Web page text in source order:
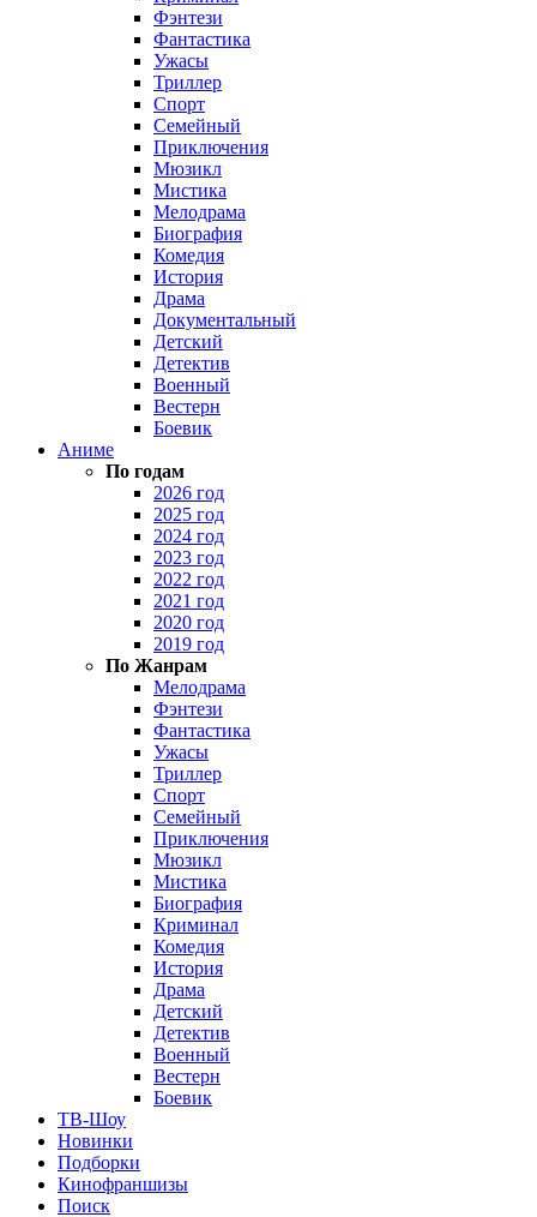
Фэнтези
Фантастика
Ужасы
Триллер
Спорт
Семейный
Приключения
Мюзикл
Мистика
Мелодрама
Биография
Комедия
История
Драма
Документальный
Детский
Детектив
Военный
Вестерн
Боевик
Аниме
По годам
2026 год
2025 год
2024 год
2023 год
2022 год
2021 год
2020 год
2019 год
По Жанрам
Мелодрама
Фэнтези
Фантастика
Ужасы
Триллер
Спорт
Семейный
Приключения
Мюзикл
Мистика
Биография
Криминал
Комедия
История
Драма
Детский
Детектив
Военный
Вестерн
Боевик
ТВ-Шоу
Новинки
Подборки
Кинофраншизы
Поиск